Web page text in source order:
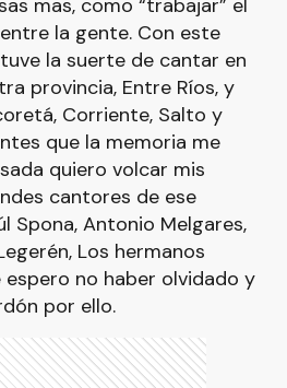
mas, como “trabajar” el
la gente. Con este
la suerte de cantar en
provincia, Entre Ríos, y
Corriente, Salto y
que la memoria me
quiero volcar mis
cantores de ese
Spona, Antonio Melgares,
Los hermanos
no haber olvidado y
por ello.